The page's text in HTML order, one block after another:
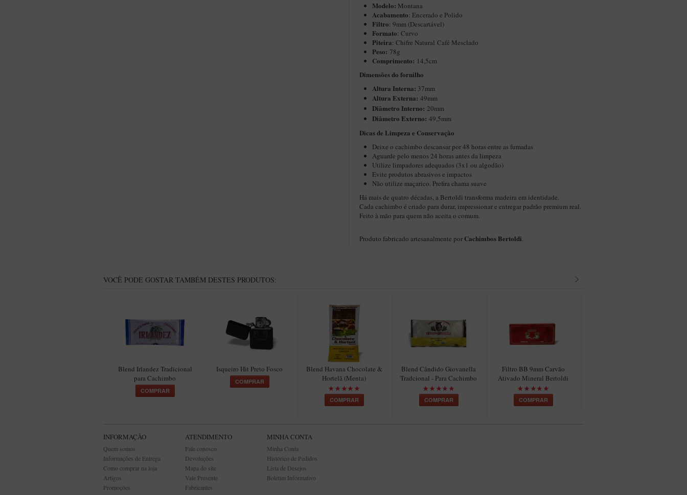
Modelo: Montana
Acabamento: Encerado e Polido
Filtro: 9mm (Descartável)
Formato: Curvo
Piteira: Chifre Natural Café Mesclado
Peso: 78g
Comprimento: 14,5cm
Dimensões do fornilho
Altura Interna: 37mm
Altura Externa: 49mm
Diâmetro Interno: 20mm
Diâmetro Externo: 49,5mm
Dicas de Limpeza e Conservação​
Deixe o cachimbo descansar por 48 horas entre as fumadas
Aguarde pelo menos 24 horas antes da limpeza
Utilize limpadores adequados (3x1 ou algodão)
Evite produtos abrasivos e impactos
Não utilize maçarico. Prefira chama suave
Há mais de quatro décadas, a Bertoldi transforma madeira em identidade.
Cada cachimbo é criado para durar, impressionar e entregar padrão premium real.
Feito à mão para quem não aceita o comum.
Produto fabricado artesanalmente por Cachimbos Bertoldi.
VOCÊ PODE GOSTAR TAMBÉM DESTES PRODUTOS:
Blend Irlandez Tradicional
para Cachimbo
COMPRAR
Isqueiro Hit Preto Fosco
COMPRAR
Blend Havana Chocolate &
Hortelã (Menta)
COMPRAR
Blend Cândido Giovanella
Tradcional - Para Cachimbo
COMPRAR
Filtro BB 9mm Carvão
Ativado Mineral Bertoldi
COMPRAR
INFORMAÇÃO
Quem somos
Informações de Entrega
Como comprar na loja
Artigos
Promoções
ATENDIMENTO
Fale conosco
Devoluções
Mapa do site
Vale Presente
Fabricantes
MINHA CONTA
Minha Conta
Histórico de Pedidos
Lista de Desejos
Boletim Informativo